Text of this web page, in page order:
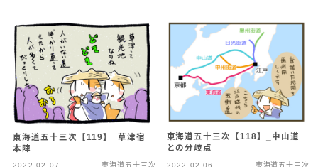
東海道五十三次【119】_草津宿
本陣
2022.02.07 東海道五十三次
東海道五十三次【118】_中山道
との分岐点
2022.02.06 東海道五十三次